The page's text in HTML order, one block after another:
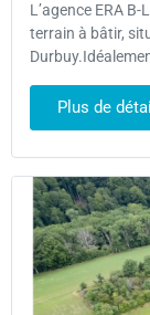
L’agence ERA
terrain à bâtir,
Plus de